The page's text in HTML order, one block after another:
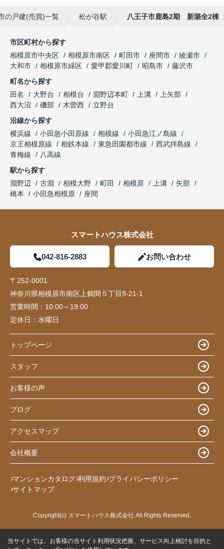
の戸建(売買)一覧 松が谷駅 八王子市鹿島2期 新築全2棟
市区町村から探す
相模原市中央区
相模原市南区 町田市 座間市
綾瀬市
大和市
相模原市緑区 愛甲郡愛川町 昭島市
藤沢市
町名から探す
田名
大野台 相模台 淵野辺本町 上溝
上矢部
西大沼
磯部 木曽西
立野台
沿線から探す
横浜線
小田急小田原線 相模線
小田急江ノ島線
京王相模原線
相鉄本線 東急田園都市線
西武拝島線
青梅線
八高線
駅から探す
淵野辺
古淵 相模大野 町田 相模原 上溝
矢部
橋本
小田急相模原 座間
スマートハウス株式会社
042-816-2883 お問い合わせ
〒252-0001
神奈川県相模原市南区上鶴間５丁目9-21-1
営業時間： 10:00～19:00
定休日： 水曜日
トップページ
スタッフ
お客様の声
ブログ
アクセスマップ
会社概要
マンションカタログ 利用規約 プライバシーポリシー
サイトマップ
Copyright(c) スマートハウス株式会社 All Rights Reserved.
当サイトでは、お客様の当サイト利用状況把握、サービス向上検討を目的と